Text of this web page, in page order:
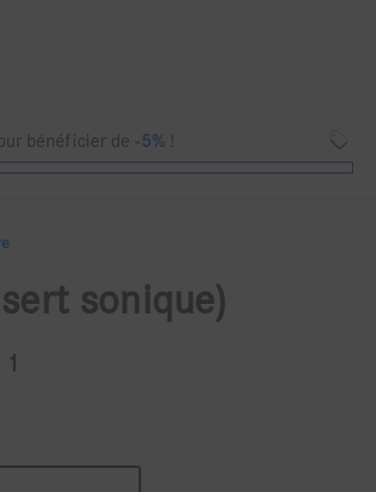
bénéficier de-5%!
sonique)